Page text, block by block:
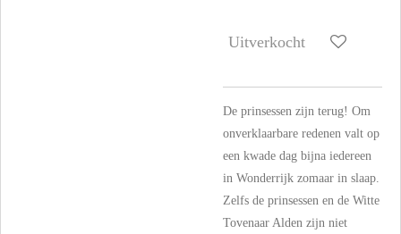
Uitverkocht
De prinsessen zijn terug! Om
onverklaarbare redenen valt op
een kwade dag bijna iedereen
in Wonderrijk zomaar in slaap.
Zelfs de prinsessen en de Witte
Tovenaar Alden zijn niet